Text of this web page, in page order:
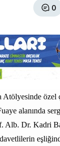
0
özel
alanında
Alb. Dr. Kadri